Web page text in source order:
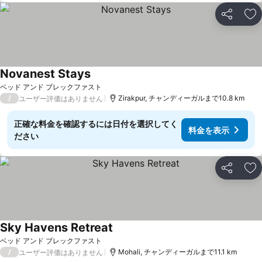
シェア お
ベッド アンド ブレックファスト
Novanest Stays料金を表示
/ ユーザー評価はありません Zirakpur, チャンディーガルまで10.8 km
正確な料金を確認するには日付を選択してく
ださい
料金を表示
シェア お
ベッド アンド ブレックファスト
Sky Havens Retreat
/ ユーザー評価はありません Mohali, チャンディーガルまで11.1 km